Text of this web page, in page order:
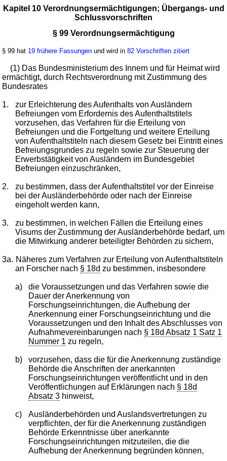
Kapitel 10 Verordnungsermächtigungen; Übergangs- und
Schlussvorschriften
§ 99 Verordnungsermächtigung
§ 99 hat 19 frühere Fassungen und wird in82 Vorschriften zitiert
(1) Das Bundesministerium des Innern und für Heimat wird
ermächtigt, durch Rechtsverordnung mit Zustimmung des
Bundesrates
1.
zur Erleichterung des Aufenthalts von Ausländern
Befreiungen vom Erfordernis des Aufenthaltstitels
vorzusehen, das Verfahren für die Erteilung von
Befreiungen und die Fortgeltung und weitere Erteilung
von Aufenthaltstiteln nach diesem Gesetz bei Eintritt eines
Befreiungsgrundes zu regeln sowie zur Steuerung der
Erwerbstätigkeit von Ausländern im Bundesgebiet
Befreiungen einzuschränken,
2.
zu bestimmen, dass der Aufenthaltstitel vor der Einreise
bei der Ausländerbehörde oder nach der Einreise
eingeholt werden kann,
3.
zu bestimmen, in welchen Fällen die Erteilung eines
Visums der Zustimmung der Ausländerbehörde bedarf, um
die Mitwirkung anderer beteiligter Behörden zu sichern,
3a. Näheres zum Verfahren zur Erteilung von Aufenthaltstiteln
an Forscher nach § 18d zu bestimmen, insbesondere
a)
die Voraussetzungen und das Verfahren sowie die
Dauer der Anerkennung von
Forschungseinrichtungen, die Aufhebung der
Anerkennung einer Forschungseinrichtung und die
Voraussetzungen und den Inhalt des Abschlusses von
Aufnahmevereinbarungen nach § 18d Absatz 1 Satz 1
Nummer 1 zu regeln,
b)
vorzusehen, dass die für die Anerkennung zuständige
Behörde die Anschriften der anerkannten
Forschungseinrichtungen veröffentlicht und in den
Veröffentlichungen auf Erklärungen nach § 18d
Absatz 3hinweist,
c)
Ausländerbehörden und Auslandsvertretungen zu
verpflichten, der für die Anerkennung zuständigen
Behörde Erkenntnisse über anerkannte
Forschungseinrichtungen mitzuteilen, die die
Aufhebung der Anerkennung begründen können,